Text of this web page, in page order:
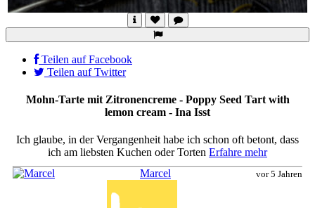
Teilen auf Facebook
Teilen auf Twitter
Mohn-Tarte mit Zitronencreme - Poppy Seed Tart with
lemon cream - Ina Isst
Ich glaube, in der Vergangenheit habe ich schon oft betont, dass
ich am liebsten Kuchen oder Torten Erfahre mehr
Marcel
vor 5 Jahren